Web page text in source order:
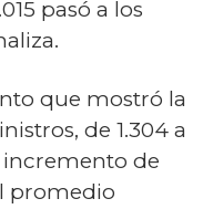
pasó a los
que mostró la
de 1.304 a
incremento de
promedio